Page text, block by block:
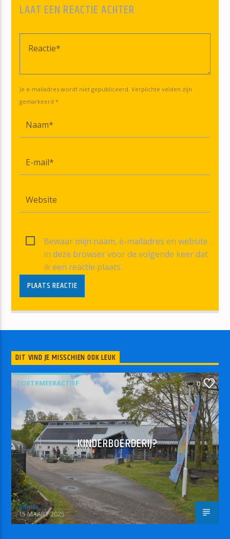
LAAT EEN REACTIE ACHTER
Je e-mailadres wordt niet gepubliceerd. Verplichte velden zijn
gemarkeerd *
Bewaar mijn naam, e-mailadres en website
in deze browser voor de volgende keer dat
ik een reactie plaats.
DIT VIND JE MISSCHIEN OOK LEUK
ZOETRMEERACTIEF 0
KINDERBOERDERIJ?
admin
15 MAART 2025